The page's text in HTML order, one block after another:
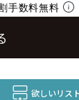
手数料無料
欲しいリス